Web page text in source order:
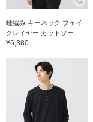
畦編み キーネック フェイ
クレイヤー カットソー
¥6,380